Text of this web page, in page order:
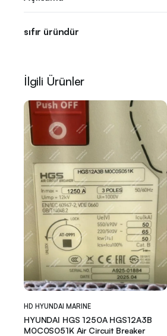
sıfır üründür
İlgili Ürünler
HD HYUNDAI MARINE
HYUNDAI HGS 1250A HGS12A3B
M0C0S051K Air Circuit Breaker